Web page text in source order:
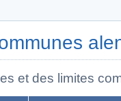
et des limites